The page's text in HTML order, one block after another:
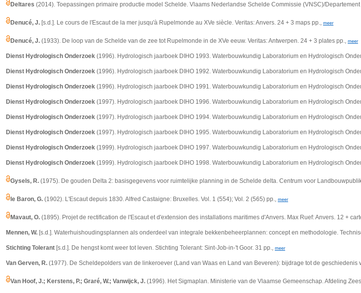
Deltares (2014). Toepassingen primaire productie model Schelde. Vlaams Nederlandse Schelde Commissie (VNSC)/
Denucé, J. [s.d.]. Le cours de l'Escaut de la mer jusqu'à Rupelmonde au XVe siècle. Veritas: Anvers. 24 + 3 maps pp., meer
Denucé, J. (1933). De loop van de Schelde van de zee tot Rupelmonde in de XVe eeuw. Veritas: Antwerpen. 24 + 3 plates pp., meer
Dienst Hydrologisch Onderzoek (1996). Hydrologisch jaarboek DIHO 1993. Waterbouwkundig Laboratorium en Hydrologisch
Dienst Hydrologisch Onderzoek (1996). Hydrologisch jaarboek DIHO 1992. Waterbouwkundig Laboratorium en Hydrologisch
Dienst Hydrologisch Onderzoek (1996). Hydrologisch jaarboek DIHO 1991. Waterbouwkundig Laboratorium en Hydrologisch
Dienst Hydrologisch Onderzoek (1997). Hydrologisch jaarboek DIHO 1996. Waterbouwkundig Laboratorium en Hydrologisch
Dienst Hydrologisch Onderzoek (1997). Hydrologisch jaarboek DIHO 1994. Waterbouwkundig Laboratorium en Hydrologisch
Dienst Hydrologisch Onderzoek (1997). Hydrologisch jaarboek DIHO 1995. Waterbouwkundig Laboratorium en Hydrologisch
Dienst Hydrologisch Onderzoek (1999). Hydrologisch jaarboek DIHO 1997. Waterbouwkundig Laboratorium en Hydrologisch
Dienst Hydrologisch Onderzoek (1999). Hydrologisch jaarboek DIHO 1998. Waterbouwkundig Laboratorium en Hydrologisch
Gysels, R. (1975). De gouden Delta 2: basisgegevens voor ruimtelijke planning in de Schelde delta. Centrum voor
le Baron, G. (1902). L'Escaut depuis 1830. Alfred Castaigne: Bruxelles. Vol. 1 (554); Vol. 2 (565) pp., meer
Mavaut, O. (1895). Projet de rectification de l'Escaut et d'extension des installations maritimes d'Anvers. Max Ruef: Anvers. 12 +
Mennen, W. [s.d.]. Waterhuishoudingsplannen als onderdeel van integrale bekkenbeheerplannen: concept en methodologie.
Stichting Tolerant [s.d.]. De hengst komt weer tot leven. Stichting Tolerant: Sint-Job-in-'t Goor. 31 pp., meer
Van Gerven, R. (1977). De Scheldepolders van de linkeroever (Land van Waas en Land van Beveren): bijdrage tot de
Van Hoof, J.; Kerstens, P.; Graré, W.; Vanwijck, J. (1996). Het Sigmaplan. Ministerie van de Vlaamse Gemeenschap. Afdeling